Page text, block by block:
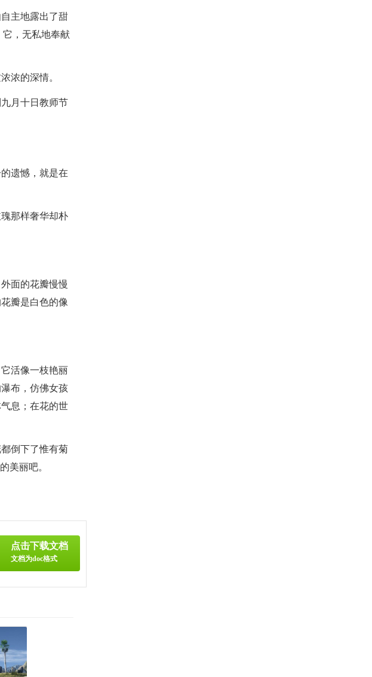
主地露出了甜
，无私地奉献
浓的深情。
月十日教师节
遗憾，就是在
那样奢华却朴
面的花瓣慢慢
瓣是白色的像
活像一枝艳丽
布，仿佛女孩
息；在花的世
倒下了惟有菊
美丽吧。
点击下载文档
文档为doc格式